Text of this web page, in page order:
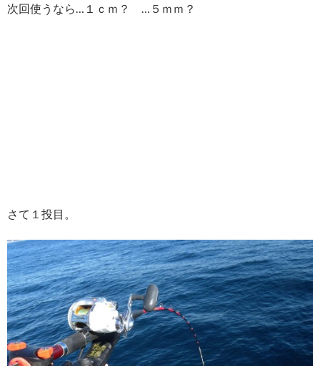
次回使うなら…１ｃｍ？ …５ｍｍ？
さて１投目。